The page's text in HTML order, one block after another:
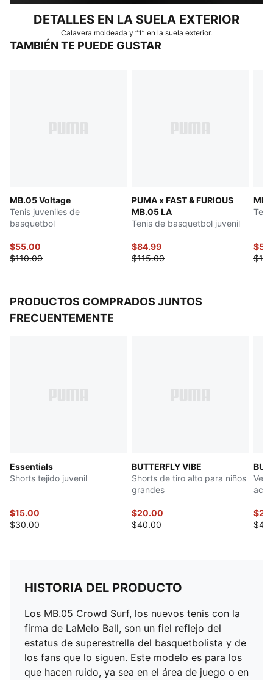
DETALLES EN LA SUELA EXTERIOR
Calavera moldeada y “1” en la suela exterior.
TAMBIÉN TE PUEDE GUSTAR
MB.05 Voltage
Tenis juveniles de
basquetbol
$55.00
$110.00
PUMA x FAST & FURIOUS
MB.05 LA
Tenis de basquetbol juvenil
$84.99
$115.00
PRODUCTOS COMPRADOS JUNTOS
FRECUENTEMENTE
Essentials
Shorts tejido juvenil
$15.00
$30.00
BUTTERFLY VIBE
Shorts de tiro alto para niños
grandes
$20.00
$40.00
HISTORIA DEL PRODUCTO
Los MB.05 Crowd Surf, los nuevos tenis con la
firma de LaMelo Ball, son un fiel reflejo del
estatus de superestrella del basquetbolista y de
los fans que lo siguen. Este modelo es para los
que hacen ruido, ya sea en el área de juego o en